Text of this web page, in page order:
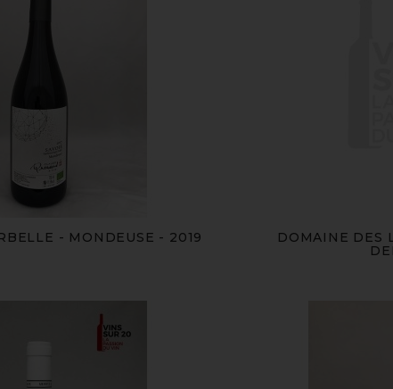
- MONDEUSE - 2019
DOMAINE DES